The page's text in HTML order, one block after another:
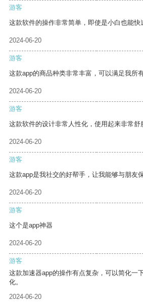
游客
这款软件的操作非常简单，即使是小白也能快
2024-06-20
游客
这款app的商品种类非常丰富，可以满足我所
2024-06-20
游客
这款软件的设计非常人性化，使用起来非常舒
2024-06-20
游客
这款app是我社交的好帮手，让我能够与朋友
2024-06-20
游客
这个是app神器
2024-06-20
游客
这款加速器app的操作有点复杂，可以简化一
化。
2024-06-20